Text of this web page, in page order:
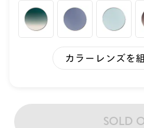
カラーレンズを
SOLD